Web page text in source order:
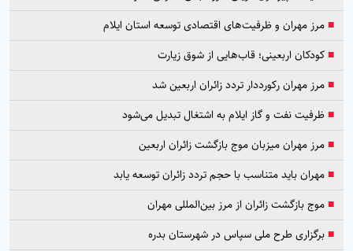
■مرز مهران و ظرفیت‌های اقتصادی توسعه استان ایلام
■کودکان اربعینی؛ قاب‌هایی از شوق زیارت
■مرز مهران رکورددار تردد زائران اربعین شد
■ظرفیت نفت و گاز ایلام به اشتغال تبدیل می‌شود
■مرز مهران میزبان موج بازگشت زائران اربعین
■مهران باید متناسب با حجم تردد زائران توسعه یابد
■موج بازگشت زائران از مرز بین‌المللی مهران
■برگزاری طرح ملی سپاس در شهرستان بدره